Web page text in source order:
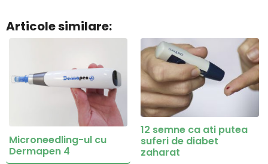
Articole similare:
Microneedling-ul cu
Dermapen 4
12 semne ca ati putea
suferi de diabet
zaharat